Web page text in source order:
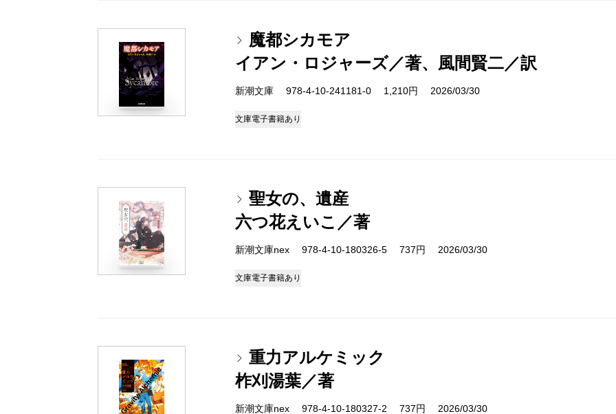
魔都シカモア
イアン・ロジャーズ／著、風間賢二／訳
新潮文庫 978-4-10-241181-0 1,210円 2026/03/30
文庫電子書籍あり
聖女の、遺産
六つ花えいこ／著
新潮文庫nex 978-4-10-180326-5 737円 2026/03/30
文庫電子書籍あり
重力アルケミック
柞刈湯葉／著
新潮文庫nex 978-4-10-180327-2 737円 2026/03/30